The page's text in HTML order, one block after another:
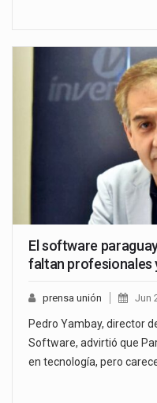
El software
faltan profesionales
prensa unión Jun
Pedro Yambay, director
Software, advirtió que
en tecnología, pero